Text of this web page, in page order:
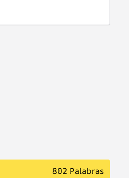
802 Palabras